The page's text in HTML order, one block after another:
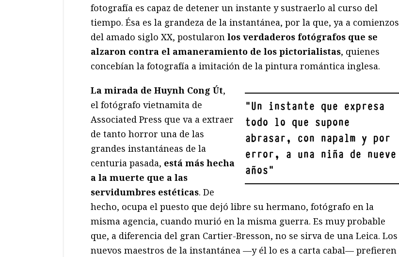
fotografía es capaz de detener un instante y sustraerlo al curso del
tiempo. Ésa es la grandeza de la instantánea, por la que, ya a comienzos
del amado siglo XX, postularon los verdaderos fotógrafos que se
alzaron contra el amaneramiento de los pictorialistas, quienes
concebían la fotografía a imitación de la pintura romántica inglesa.
"Un instante que expresa
todo lo que supone
abrasar, con napalm y por
error, a una niña de nueve
años"
La mirada de Huynh Cong Út,
el fotógrafo vietnamita de
Associated Press que va a extraer
de tanto horror una de las
grandes instantáneas de la
centuria pasada, está más hecha
a la muerte que a las
servidumbres estéticas. De
hecho, ocupa el puesto que dejó libre su hermano, fotógrafo en la
misma agencia, cuando murió en la misma guerra. Es muy probable
que, a diferencia del gran Cartier-Bresson, no se sirva de una Leica. Los
nuevos maestros de la instantánea —y él lo es a carta cabal— prefieren